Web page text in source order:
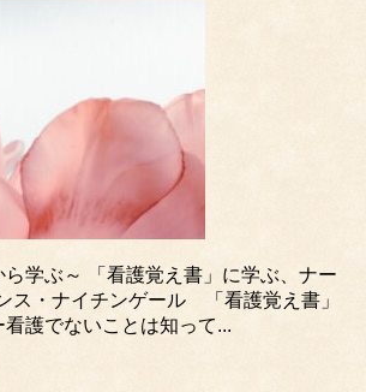
ら学ぶ～ 「看護覚え書」に学ぶ、ナー
ス・ナイチンゲール 「看護覚え書」
護でないことは知って...